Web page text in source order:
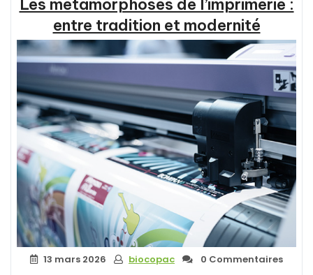
:
Entre
Tradition
et
Innovation »
Les métamorphoses de l’imprimerie :
entre tradition et modernité
13 mars 2026 biocopac 0 Commentaires